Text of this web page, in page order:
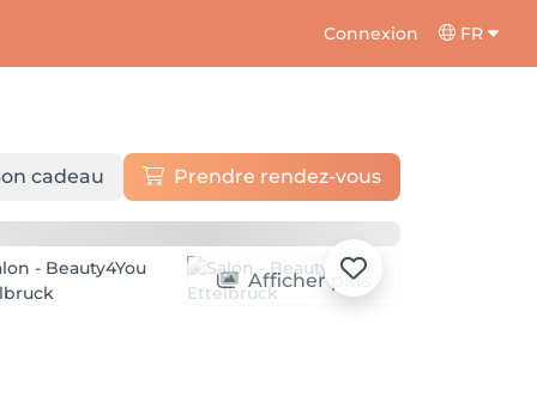
Connexion FR
cadeau Prendre rendez-vous
Afficher plus